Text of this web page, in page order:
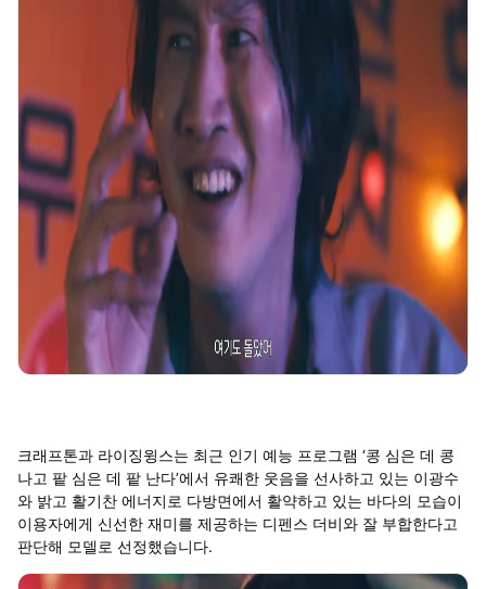
크래프톤과 라이징윙스는 최근 인기 예능 프로그램 ‘콩 심은 데 콩
나고 팥 심은 데 팥 난다’에서 유쾌한 웃음을 선사하고 있는 이광수
와 밝고 활기찬 에너지로 다방면에서 활약하고 있는 바다의 모습이
이용자에게 신선한 재미를 제공하는 디펜스 더비와 잘 부합한다고
판단해 모델로 선정했습니다.